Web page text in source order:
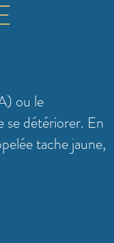
ou le
se détériorer. En
tache jaune,